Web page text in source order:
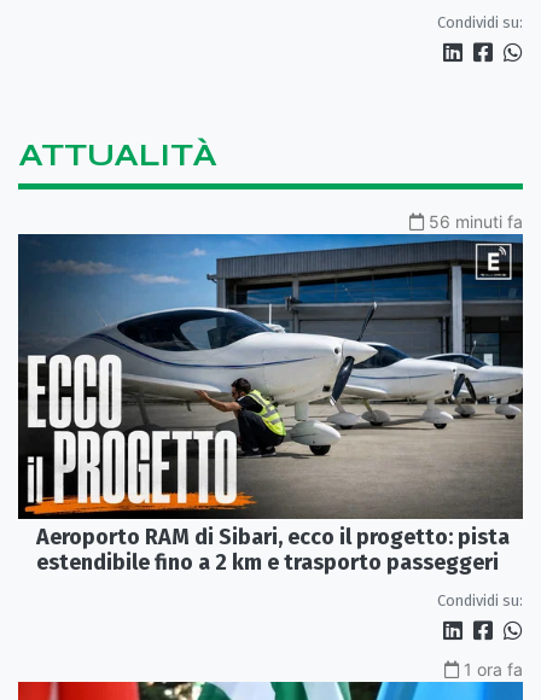
Condividi su:
ATTUALITÀ
56 minuti fa
Aeroporto RAM di Sibari, ecco il progetto: pista
estendibile fino a 2 km e trasporto passeggeri
Condividi su:
1 ora fa